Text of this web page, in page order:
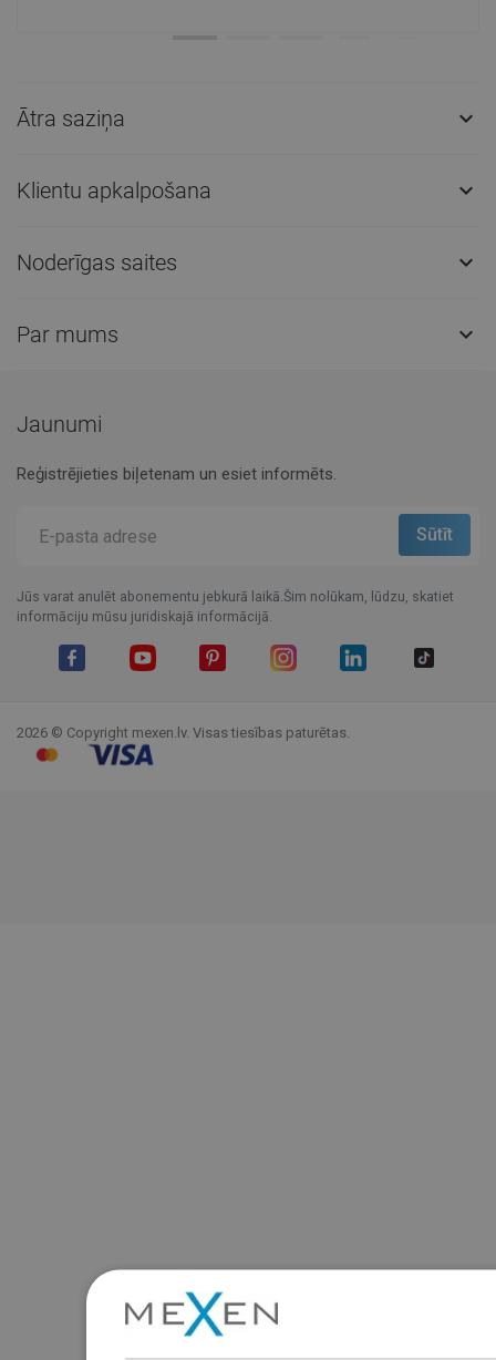
Ātra saziņa 
Klientu apkalpošana 
Noderīgas saites 
Par mums 
Jaunumi
Reģistrējieties biļetenam un esiet informēts.
Jūs varat anulēt abonementu jebkurā laikā.Šim nolūkam, lūdzu, skatiet
informāciju mūsu juridiskajā informācijā.
2026 © Copyright mexen.lv. Visas tiesības paturētas.